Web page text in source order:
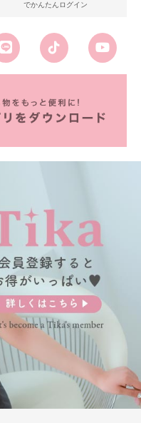
でかんたんログイン